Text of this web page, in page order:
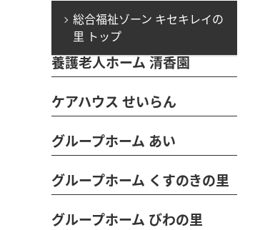
総合福祉ゾーン キセキレイの
里 トップ
養護老人ホーム 清香園
ケアハウス せいらん
グループホーム あい
グループホーム くすのきの里
グループホーム びわの里